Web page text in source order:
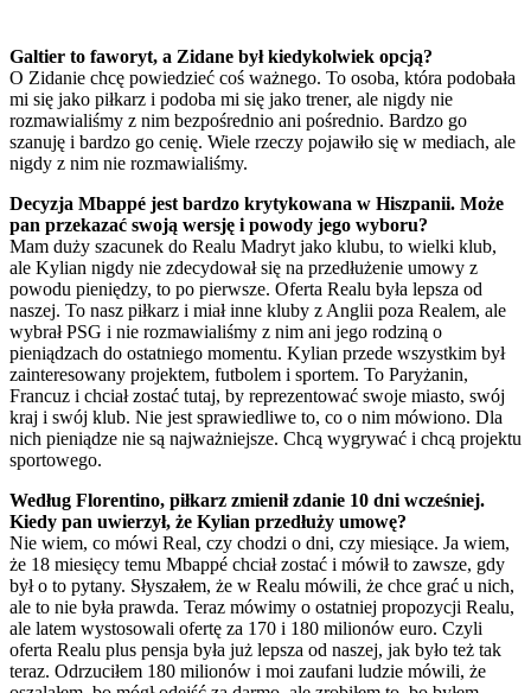
Galtier to faworyt, a Zidane był kiedykolwiek opcją?
O Zidanie chcę powiedzieć coś ważnego. To osoba, która podobała
mi się jako piłkarz i podoba mi się jako trener, ale nigdy nie
rozmawialiśmy z nim bezpośrednio ani pośrednio. Bardzo go
szanuję i bardzo go cenię. Wiele rzeczy pojawiło się w mediach, ale
nigdy z nim nie rozmawialiśmy.
Decyzja Mbappé jest bardzo krytykowana w Hiszpanii. Może
pan przekazać swoją wersję i powody jego wyboru?
Mam duży szacunek do Realu Madryt jako klubu, to wielki klub,
ale Kylian nigdy nie zdecydował się na przedłużenie umowy z
powodu pieniędzy, to po pierwsze. Oferta Realu była lepsza od
naszej. To nasz piłkarz i miał inne kluby z Anglii poza Realem, ale
wybrał PSG i nie rozmawialiśmy z nim ani jego rodziną o
pieniądzach do ostatniego momentu. Kylian przede wszystkim był
zainteresowany projektem, futbolem i sportem. To Paryżanin,
Francuz i chciał zostać tutaj, by reprezentować swoje miasto, swój
kraj i swój klub. Nie jest sprawiedliwe to, co o nim mówiono. Dla
nich pieniądze nie są najważniejsze. Chcą wygrywać i chcą projektu
sportowego.
Według Florentino, piłkarz zmienił zdanie 10 dni wcześniej.
Kiedy pan uwierzył, że Kylian przedłuży umowę?
Nie wiem, co mówi Real, czy chodzi o dni, czy miesiące. Ja wiem,
że 18 miesięcy temu Mbappé chciał zostać i mówił to zawsze, gdy
był o to pytany. Słyszałem, że w Realu mówili, że chce grać u nich,
ale to nie była prawda. Teraz mówimy o ostatniej propozycji Realu,
ale latem wystosowali ofertę za 170 i 180 milionów euro. Czyli
oferta Realu plus pensja była już lepsza od naszej, jak było też tak
teraz. Odrzuciłem 180 milionów i moi zaufani ludzie mówili, że